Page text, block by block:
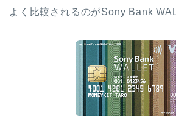
よく比較されるのがSony Bank